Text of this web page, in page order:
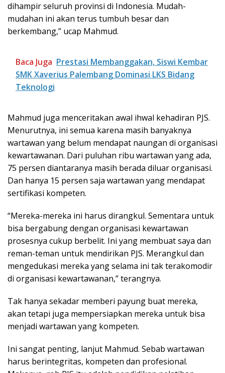
dihampir seluruh provinsi di Indonesia. Mudah-
mudahan ini akan terus tumbuh besar dan
berkembang,” ucap Mahmud.
Baca Juga Prestasi Membanggakan, Siswi Kembar
SMK Xaverius Palembang Dominasi LKS Bidang
Teknologi
Mahmud juga menceritakan awal ihwal kehadiran PJS.
Menurutnya, ini semua karena masih banyaknya
wartawan yang belum mendapat naungan di organisasi
kewartawanan. Dari puluhan ribu wartawan yang ada,
75 persen diantaranya masih berada diluar organisasi.
Dan hanya 15 persen saja wartawan yang mendapat
sertifikasi kompeten.
“Mereka-mereka ini harus dirangkul. Sementara untuk
bisa bergabung dengan organisasi kewartawan
prosesnya cukup berbelit. Ini yang membuat saya dan
reman-teman untuk mendirikan PJS. Merangkul dan
mengedukasi mereka yang selama ini tak terakomodir
di organisasi kewartawanan,” terangnya.
Tak hanya sekadar memberi payung buat mereka,
akan tetapi juga mempersiapkan mereka untuk bisa
menjadi wartawan yang kompeten.
Ini sangat penting, lanjut Mahmud. Sebab wartawan
harus berintegritas, kompeten dan profesional.